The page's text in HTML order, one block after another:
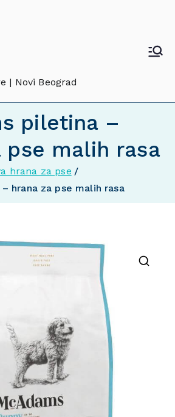
| Novi Beograd
piletina –
pse malih rasa
hrana za pse
hrana za pse malih rasa